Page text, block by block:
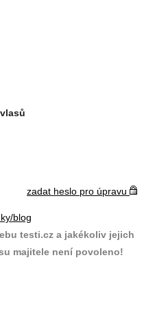
zadat heslo pro úpravu
blog
testi.cz a jakékoliv jejich
majitele není povoleno!